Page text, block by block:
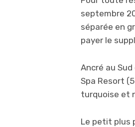
septembre
séparée en
payer le
Ancré au
Spa Resort
turquoise et
Le petit plus